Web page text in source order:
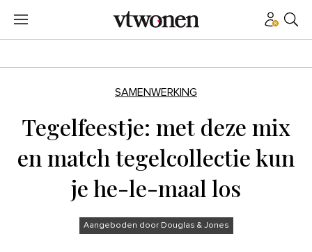
SAMENWERKING
Tegelfeestje: met deze mix
en match tegelcollectie kun
je he-le-maal los
Aangeboden door Douglas & Jones